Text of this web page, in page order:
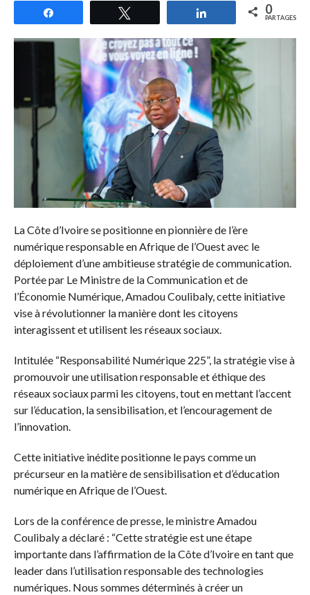
Partagez 0
PARTAGES
La Côte d’Ivoire se positionne en pionnière de l’ère
numérique responsable en Afrique de l’Ouest avec le
déploiement d’une ambitieuse stratégie de communication.
Portée par Le Ministre de la Communication et de
l’Économie Numérique, Amadou Coulibaly, cette initiative
vise à révolutionner la manière dont les citoyens
interagissent et utilisent les réseaux sociaux.
Intitulée “Responsabilité Numérique 225”, la stratégie vise à
promouvoir une utilisation responsable et éthique des
réseaux sociaux parmi les citoyens, tout en mettant l’accent
sur l’éducation, la sensibilisation, et l’encouragement de
l’innovation.
Cette initiative inédite positionne le pays comme un
précurseur en la matière de sensibilisation et d’éducation
numérique en Afrique de l’Ouest.
Lors de la conférence de presse, le ministre Amadou
Coulibaly a déclaré : “Cette stratégie est une étape
importante dans l’affirmation de la Côte d’Ivoire en tant que
leader dans l’utilisation responsable des technologies
numériques. Nous sommes déterminés à créer un